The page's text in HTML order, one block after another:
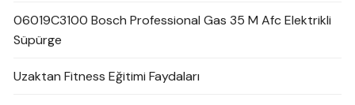
06019C3100 Bosch Professional Gas 35 M Afc Elektrikli
Süpürge
Uzaktan Fitness Eğitimi Faydaları